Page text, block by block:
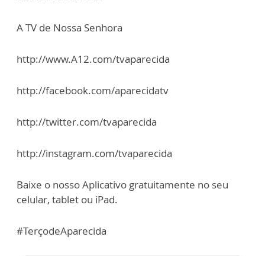
A TV de Nossa Senhora
http://www.A12.com/tvaparecida
http://facebook.com/aparecidatv
http://twitter.com/tvaparecida
http://instagram.com/tvaparecida
Baixe o nosso Aplicativo gratuitamente no seu
celular, tablet ou iPad.
#TerçodeAparecida